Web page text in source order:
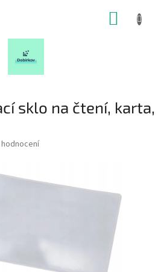
sklo na čtení, karta,